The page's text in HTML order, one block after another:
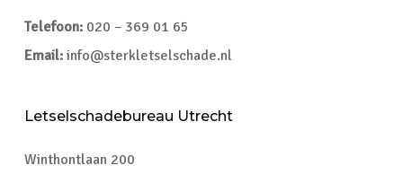
Telefoon: 020 – 369 01 65
Email: info@sterkletselschade.nl
Letselschadebureau Utrecht
Winthontlaan 200